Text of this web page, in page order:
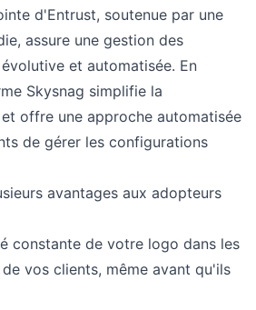
d'Entrust, soutenue par une
assure une gestion des
et automatisée. En
Skysnag simplifie la
offre une approche automatisée
de gérer les configurations
avantages aux adopteurs
constante de votre logo dans les
vos clients, même avant qu'ils